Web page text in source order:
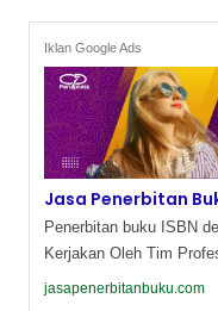
Iklan Google Ads
Jasa Penerbitan
Penerbitan buku ISBN
Kerjakan Oleh Tim
jasapenerbitanbuku.com